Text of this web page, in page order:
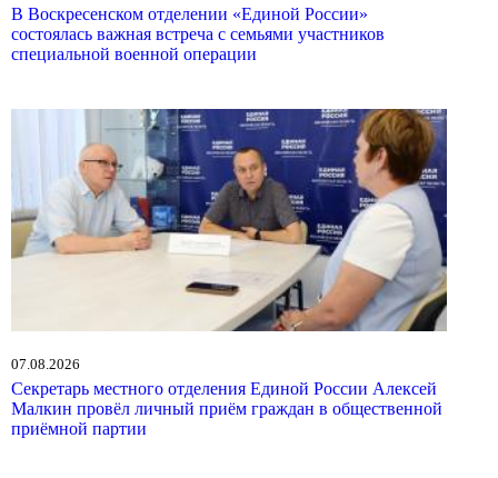
В Воскресенском отделении «Единой России»
состоялась важная встреча с семьями участников
специальной военной операции
07.08.2026
Секретарь местного отделения Единой России Алексей
Малкин провёл личный приём граждан в общественной
приёмной партии